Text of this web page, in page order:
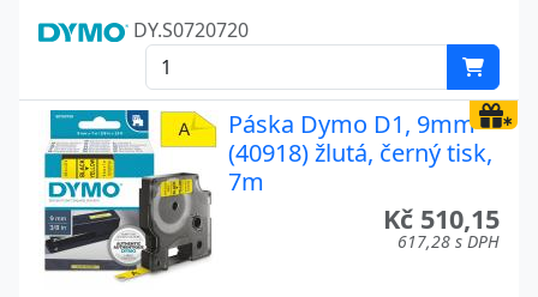
DY.S0720720
Páska Dymo D1, 9mm
(40918) žlutá, černý tisk,
7m
Kč 510,15
617,28 s DPH